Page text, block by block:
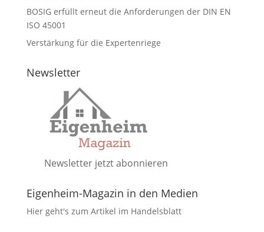
BOSIG erfüllt erneut die Anforderungen der DIN EN
ISO 45001
Verstärkung für die Expertenriege
Newsletter
Newsletter jetzt abonnieren
Eigenheim-Magazin in den Medien
Hier geht's zum Artikel im Handelsblatt